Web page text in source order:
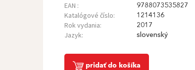
EAN : 9788073535827
Katalógové číslo: 1214136
Rok vydania: 2017
Jazyk: slovenský
pridať do košíka